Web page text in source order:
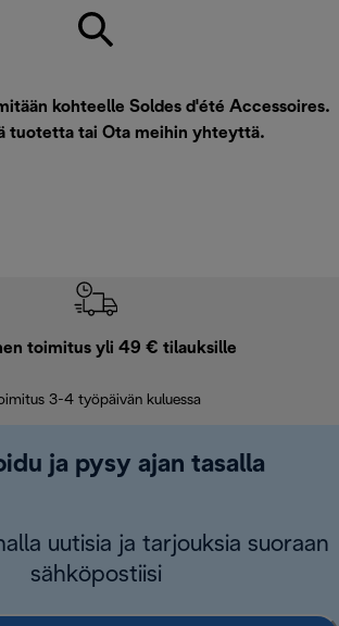
kohteelle Soldes d'été Accessoires.
tuotetta tai Ota meihin yhteyttä.
toimitus yli 49 € tilauksille
3-4 työpäivän kuluessa
ja pysy ajan tasalla
uutisia ja tarjouksia suoraan
sähköpostiisi